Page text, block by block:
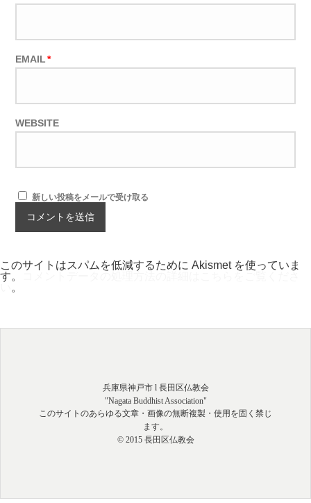
EMAIL *
WEBSITE
新しい投稿をメールで受け取る
このサイトはスパムを低減するために Akismet を使っていま
す。
。
兵庫県神戸市 l 長田区仏教会
"Nagata Buddhist Association"
このサイトのあらゆる文章・画像の無断複製・使用を固く禁じ
ます。
© 2015 長田区仏教会